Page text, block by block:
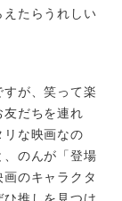
えたらうれしい
が、笑って楽
友だちを連れ
リな映画なの
、のんが「登場
のキャラクタ